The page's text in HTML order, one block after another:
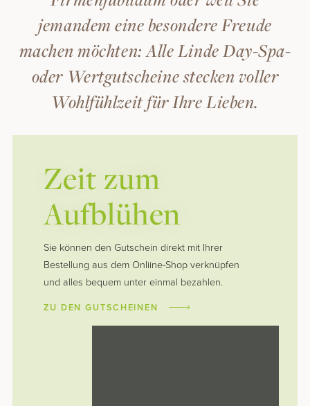
jemandem eine besondere Freude
machen möchten: Alle Linde Day-Spa-
oder Wertgutscheine stecken voller
Wohlfühlzeit für Ihre Lieben.
Zeit zum
Aufblühen
Sie können den Gutschein direkt mit Ihrer
Bestellung aus dem Onliine-Shop verknüpfen
und alles bequem unter einmal bezahlen.
ZU DEN GUTSCHEINEN